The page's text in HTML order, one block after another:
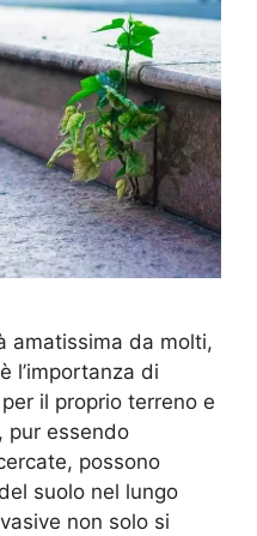
amatissima da molti,
l’importanza di
il proprio terreno e
pur essendo
possono
suolo nel lungo
non solo si